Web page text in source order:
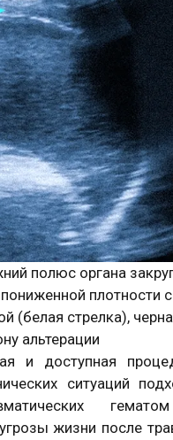
полюс органа
плотности с
(белая стрелка),
альтерации
и доступная
ситуаций
жизни после